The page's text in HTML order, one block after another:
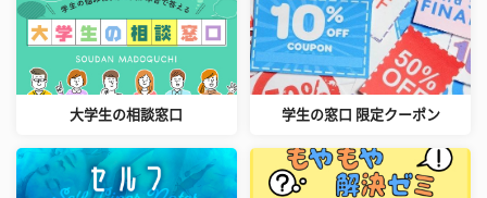
大学生の相談窓口 学生の窓口 限定クーポン